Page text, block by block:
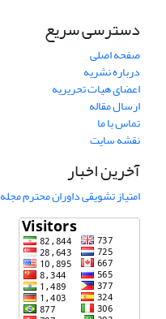
دسترسی سریع
صفحه اصلی
درباره نشریه
اعضای هیات تحریریه
ارسال مقاله
تماس با ما
نقشه سایت
آخرین اخبار
امتیاز تشویقی داوران محترم مجله